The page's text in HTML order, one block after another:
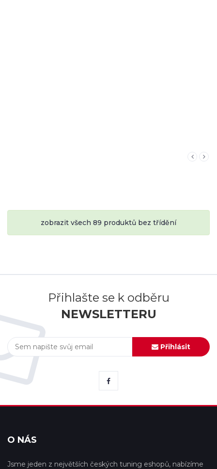
zobrazit všech 89 produktů bez třídění
Přihlašte se k odběru
NEWSLETTERU
Přihlásit
O NÁS
Jsme jeden z největších českých tuning eshopů, nabízíme